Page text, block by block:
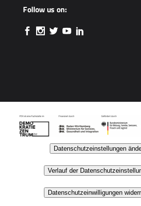
Follow us on:
Datenschutzeinstellungen
Verlauf der
Datenschutzeinwilligungen